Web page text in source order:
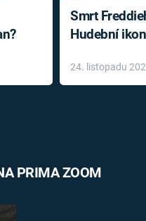
Smrt
Hudební
léky
24. listopadu
PRIMA ZOOM